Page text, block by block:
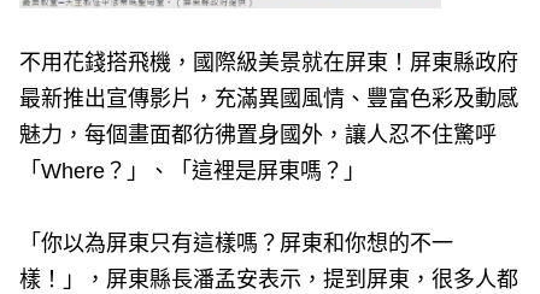
不用花錢搭飛機，國際級美景就在屏東！屏東縣政府
最新推出宣傳影片，充滿異國風情、豐富色彩及動感
魅力，每個畫面都彷彿置身國外，讓人忍不住驚呼
「Where？」、「這裡是屏東嗎？」
「你以為屏東只有這樣嗎？屏東和你想的不一
樣！」，屏東縣長潘孟安表示，提到屏東，很多人都